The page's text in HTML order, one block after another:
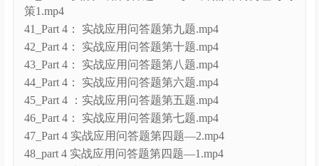
策1.mp4
41_Part 4： 实战应用问答题第九题.mp4
42_Part 4： 实战应用问答题第十题.mp4
43_Part 4： 实战应用问答题第八题.mp4
44_Part 4： 实战应用问答题第六题.mp4
45_Part 4 ：实战应用问答题第五题.mp4
46_Part 4： 实战应用问答题第七题.mp4
47_Part 4 实战应用问答题第四题—2.mp4
48_part 4 实战应用问答题第四题—1.mp4